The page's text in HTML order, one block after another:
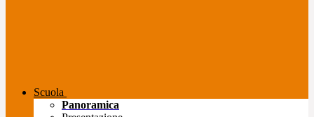
Scuola
Panoramica